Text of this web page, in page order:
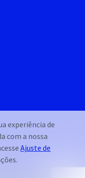
experiência de
com a nossa
Ajuste de